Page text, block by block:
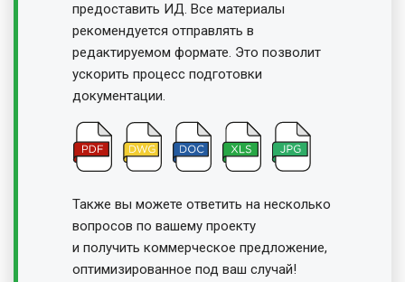
предоставить ИД. Все материалы
рекомендуется отправлять в
редактируемом формате. Это позволит
ускорить процесс подготовки
документации.
Также вы можете ответить на несколько
вопросов по вашему проекту
и получить коммерческое предложение,
оптимизированное под ваш случай!